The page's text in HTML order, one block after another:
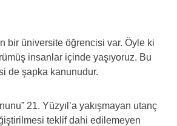
bir üniversite öğrencisi var. Öyle ki
insanlar içinde yaşıyoruz. Bu
de şapka kanunudur.
21. Yüzyıl’a yakışmayan utanç
teklif dahi edilemeyen